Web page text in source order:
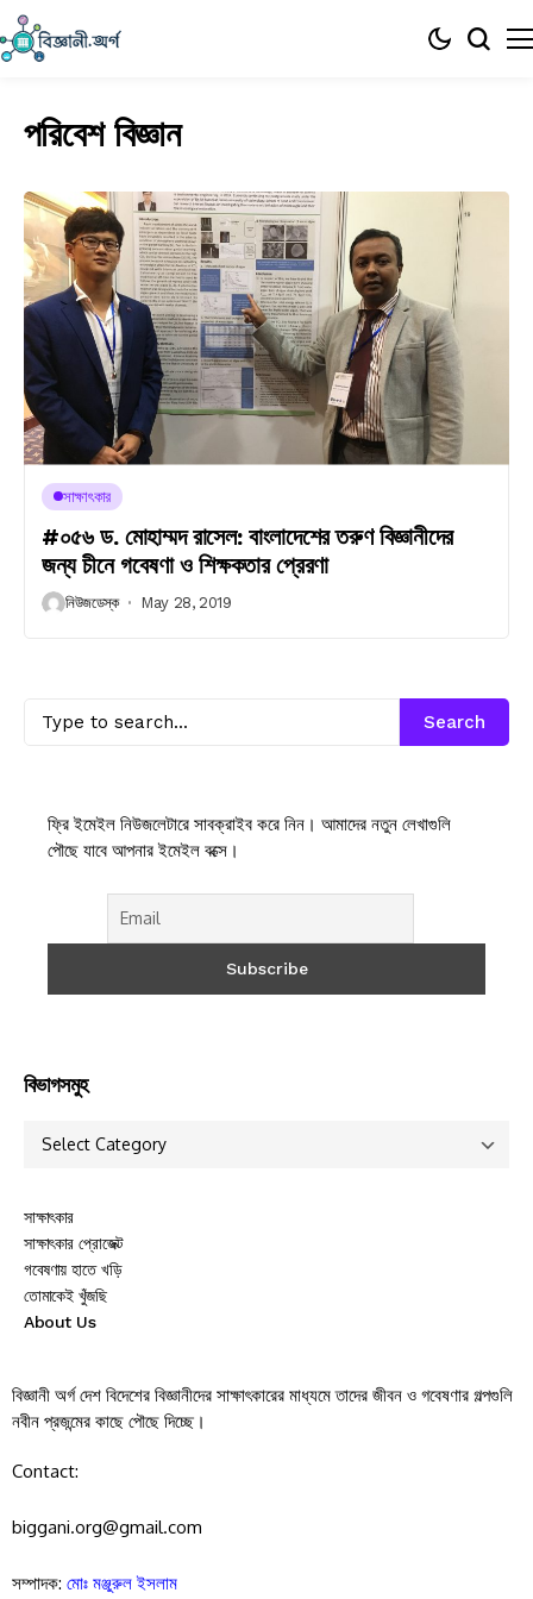
পরিবেশ বিজ্ঞান
সাক্ষাৎকার
#০৫৬ ড. মোহাম্মদ রাসেল: বাংলাদেশের তরুণ বিজ্ঞানীদের
জন্য চীনে গবেষণা ও শিক্ষকতার প্রেরণা
নিউজডেস্ক May 28, 2019
Search
ফ্রি ইমেইল নিউজলেটারে সাবক্রাইব করে নিন। আমাদের নতুন লেখাগুলি
পৌছে যাবে আপনার ইমেইল বক্সে।
বিভাগসমুহ
সাক্ষাৎকার
সাক্ষাৎকার প্রোজেক্ট
গবেষণায় হাতে খড়ি
তোমাকেই খুঁজছি
About Us
বিজ্ঞানী অর্গ দেশ বিদেশের বিজ্ঞানীদের সাক্ষাৎকারের মাধ্যমে তাদের জীবন ও গবেষণার গল্পগুলি
নবীন প্রজন্মের কাছে পৌছে দিচ্ছে।
Contact:
biggani.org@gmail.com
সম্পাদক: মোঃ মঞ্জুরুল ইসলাম